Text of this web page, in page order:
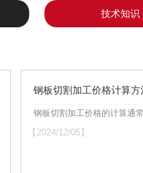
技术知识
钢板切割加工价格计算方
钢板切割加工价格的计算通
【2024/12/05】